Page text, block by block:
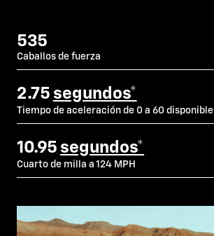
535
Caballos de fuerza
2.75 segundos*
Tiempo de aceleración de 0 a 60 disponible
10.95 segundos*
Cuarto de milla a 124 MPH